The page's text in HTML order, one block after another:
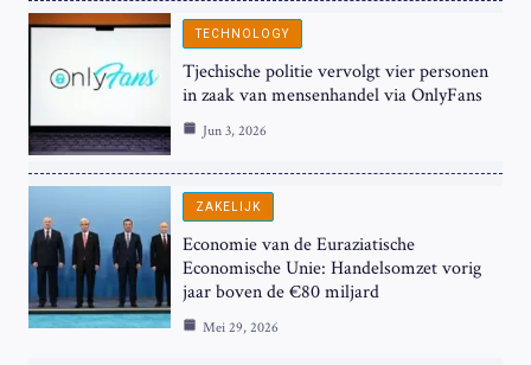
TECHNOLOGY
Tjechische politie vervolgt vier personen
in zaak van mensenhandel via OnlyFans
Jun 3, 2026
ZAKELIJK
Economie van de Euraziatische
Economische Unie: Handelsomzet vorig
jaar boven de €80 miljard
Mei 29, 2026